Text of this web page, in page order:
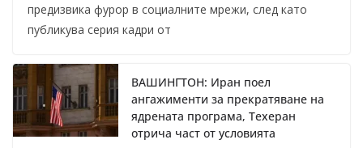
предизвика фурор в социалните мрежи, след като
публикува серия кадри от
ВАШИНГТОН: Иран поел
ангажименти за прекратяване на
ядрената програма, Техеран
отрича част от условията